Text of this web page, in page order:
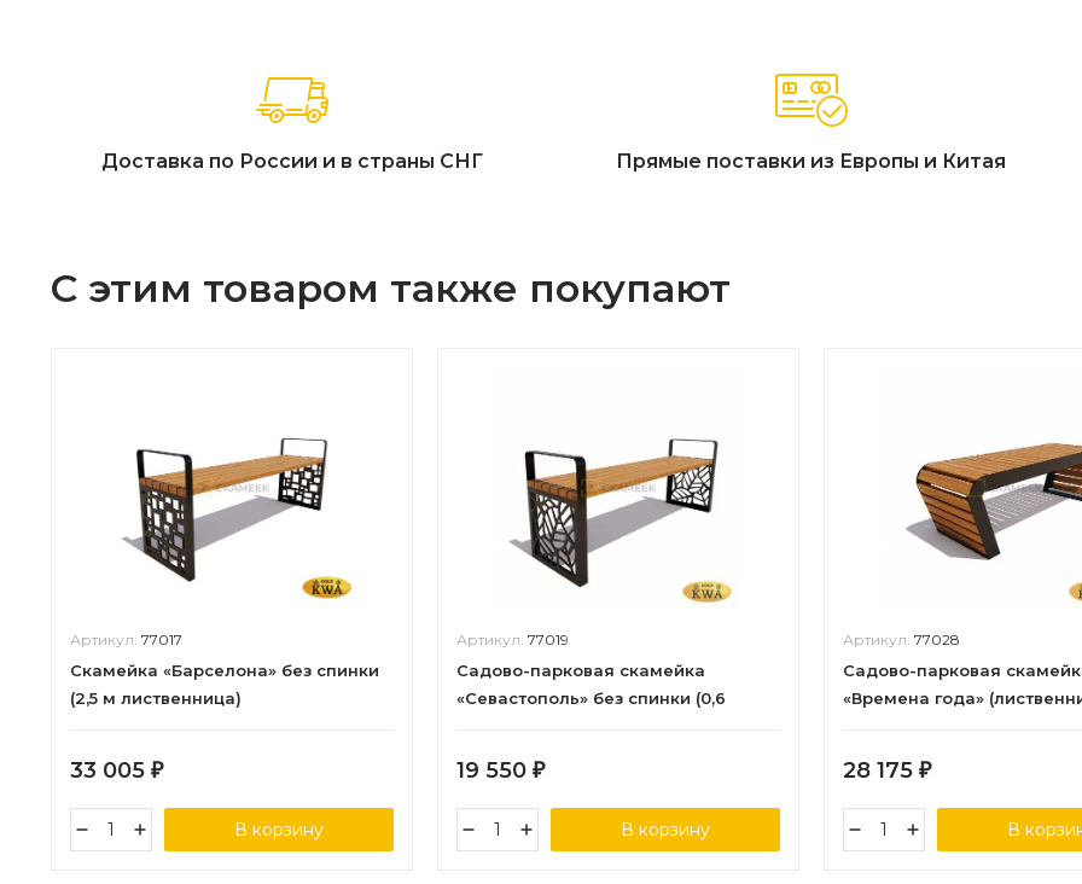
Доставка по России и в страны СНГ Прямые поставки из Европы и Китая
С этим товаром также покупают
Артикул: 77017
Скамейка «Барселона» без спинки
(2,5 м лиственница)
33 005 ₽
В корзину
Артикул: 77019
Садово-парковая скамейка
«Севастополь» без спинки (0,6
19 550 ₽
В корзину
Артикул: 77028
Садово-парковая
«Времена года»
28 175 ₽
В